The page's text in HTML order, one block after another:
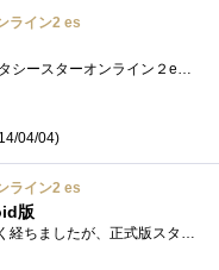
ライン2 es
[製品名(型番)] ファンタシースターオンライン２es（）[購入経緯] PSO2のスマホ版ということでインストール。[内容] PSO2のスマホ版、PSO2esにな�...
04/04)
ライン2 es
版
ベータ版が終わって暫く経ちましたが、正式版スタートオープンβスタートということでダウンロードしました。PC版は1年以上ログインしていない...